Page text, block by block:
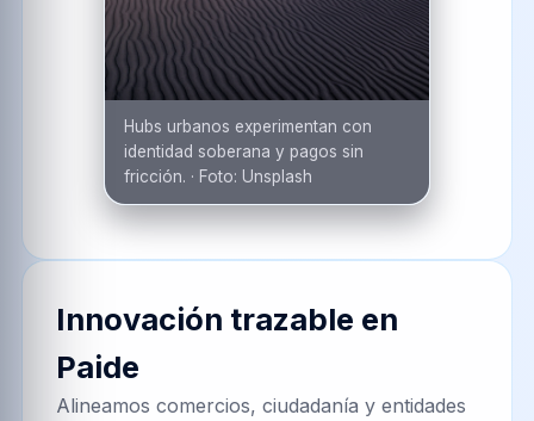
Hubs urbanos experimentan con
identidad soberana y pagos sin
fricción. · Foto: Unsplash
Innovación trazable en
Paide
Alineamos comercios, ciudadanía y entidades